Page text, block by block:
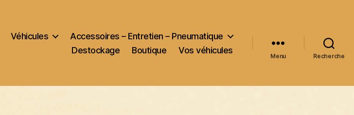
Véhicules
Accessoires – Entretien – Pneumatique
Destockage
Boutique Vos véhicules
Menu Recherche